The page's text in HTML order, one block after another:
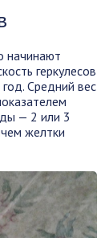
начинают
геркулесов
Средний вес
— 2 или 3
желтки